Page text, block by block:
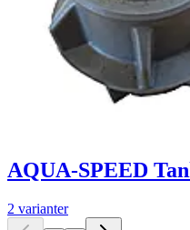
AQUA-SPEED
2 varianter